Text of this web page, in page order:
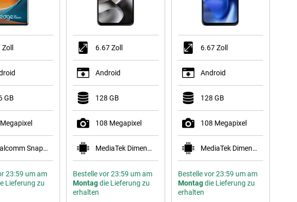
GB
Qualcomm Snapdragon 7s Gen 2
23:59 um am
Lieferung zu
6.67 Zoll
Android
128 GB
108 Megapixel
MediaTek Dimensity 6300
Bestelle vor 23:59 um am
Montagdie Lieferung zu
erhalten
6.67 Zoll
Android
128 GB
108 Megapixel
MediaTek Dimensity 6300
Bestelle vor 23:59 um am
Montagdie Lieferung zu
erhalten